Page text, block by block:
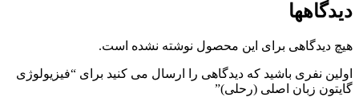
دیدگاهها
هیچ دیدگاهی برای این محصول نوشته نشده است.
اولین نفری باشید که دیدگاهی را ارسال می کنید برای “فیزیولوژی
گایتون زبان اصلی (رحلی)”